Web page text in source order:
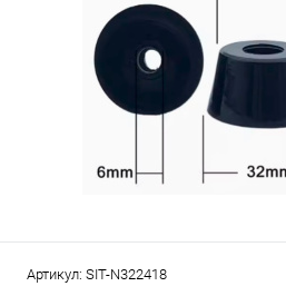
Артикул: SIT-N322418